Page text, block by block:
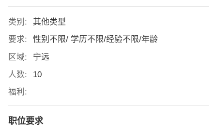
类别:
其他类型
要求:
性别不限/ 学历不限/经验不限/年龄
区域:
宁远
人数:
10
福利:
职位要求